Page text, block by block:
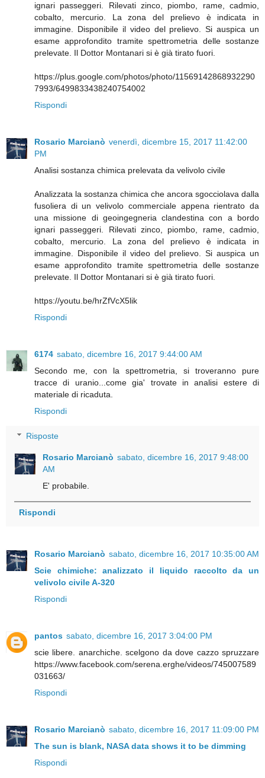
ignari passeggeri. Rilevati zinco, piombo, rame, cadmio,
cobalto, mercurio. La zona del prelievo è indicata in
immagine. Disponibile il video del prelievo. Si auspica un
esame approfondito tramite spettrometria delle sostanze
prelevate. Il Dottor Montanari si è già tirato fuori.
https://plus.google.com/photos/photo/11569142868932290
7993/6499833438240754002
Rispondi
Rosario Marcianò venerdì, dicembre 15, 2017 11:42:00
PM
Analisi sostanza chimica prelevata da velivolo civile
Analizzata la sostanza chimica che ancora sgocciolava dalla
fusoliera di un velivolo commerciale appena rientrato da
una missione di geoingegneria clandestina con a bordo
ignari passeggeri. Rilevati zinco, piombo, rame, cadmio,
cobalto, mercurio. La zona del prelievo è indicata in
immagine. Disponibile il video del prelievo. Si auspica un
esame approfondito tramite spettrometria delle sostanze
prelevate. Il Dottor Montanari si è già tirato fuori.
https://youtu.be/hrZfVcX5lik
Rispondi
6174 sabato, dicembre 16, 2017 9:44:00 AM
Secondo me, con la spettrometria, si troveranno pure
tracce di uranio...come gia' trovate in analisi estere di
materiale di ricaduta.
Rispondi
Risposte
Rosario Marcianò sabato, dicembre 16, 2017 9:48:00
AM
E' probabile.
Rispondi
Rosario Marcianò sabato, dicembre 16, 2017 10:35:00 AM
Scie chimiche: analizzato il liquido raccolto da un
velivolo civile A-320
Rispondi
pantos sabato, dicembre 16, 2017 3:04:00 PM
scie libere. anarchiche. scelgono da dove cazzo spruzzare
https://www.facebook.com/serena.erghe/videos/745007589
031663/
Rispondi
Rosario Marcianò sabato, dicembre 16, 2017 11:09:00 PM
The sun is blank, NASA data shows it to be dimming
Rispondi